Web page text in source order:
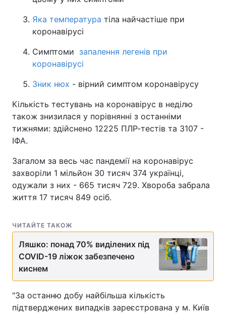
Яка температура тіла найчастіше при
коронавірусі
Симптоми запалення легенів при
коронавірусі
Зник нюх - вірний симптом коронавірусу
Кількість тестувань на коронавірус в неділю
також знизилася у порівнянні з останніми
тижнями: здійснено 12225 ПЛР-тестів та 3107 -
ІФА.
Загалом за весь час пандемії на коронавірус
захворіли 1 мільйон 30 тисяч 374 українці,
одужали з них - 665 тисяч 729. Хвороба забрала
життя 17 тисяч 849 осіб.
ЧИТАЙТЕ ТАКОЖ
Ляшко: понад 70% виділених під
COVID-19 ліжок забезпечено
киснем
"За останню добу найбільша кількість
підтверджених випадків зареєстрована у м. Київ